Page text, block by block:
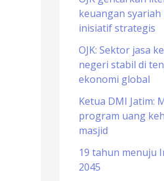
o
r
:
keuangan
inisiatif strategis
OJK: Sektor jasa
negeri stabil di
ekonomi global
Ketua DMI Jatim:
program uang
masjid
19 tahun menuju
2045